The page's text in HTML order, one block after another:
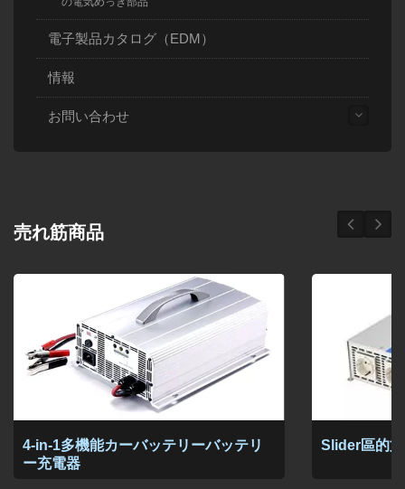
電子製品カタログ（EDM）
情報
お問い合わせ
売れ筋商品
4-in-1多機能カーバッテリーバッテリ
ー充電器
Slider區的